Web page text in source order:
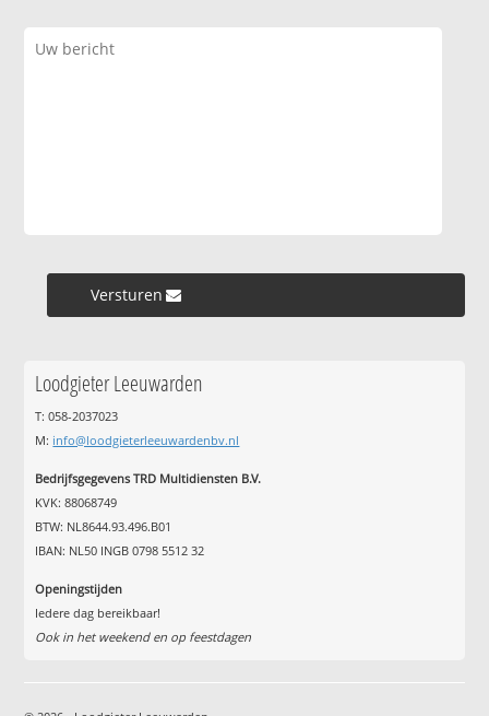
Versturen »
Loodgieter Leeuwarden
T: 058-2037023
M: info@loodgieterleeuwardenbv.nl
Bedrijfsgegevens TRD Multidiensten B.V.
KVK: 88068749
BTW: NL8644.93.496.B01
IBAN: NL50 INGB 0798 5512 32
Openingstijden
Iedere dag bereikbaar!
Ook in het weekend en op feestdagen